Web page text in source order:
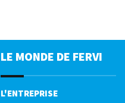
LE MONDE DE FERVI
L'ENTREPRISE